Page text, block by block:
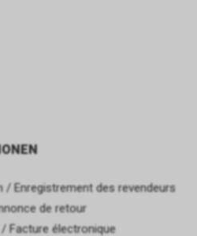
/ Enregistrement des revendeurs
de retour
Facture électronique